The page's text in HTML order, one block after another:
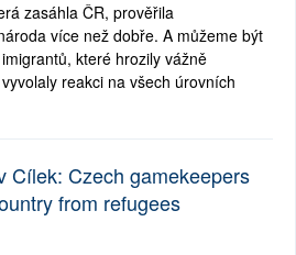
zasáhla ČR, prověřila
více než dobře. A můžeme být
které hrozily vážně
reakci na všech úrovních
Cílek: Czech gamekeepers
from refugees